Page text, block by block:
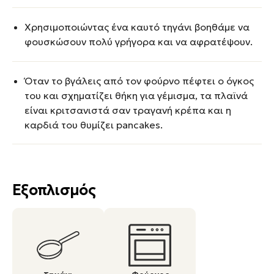
Εξοπλισμός
Χρησιμοποιώντας ένα καυτό τηγάνι βοηθάμε να
φουσκώσουν πολύ γρήγορα και να αφρατέψουν.
Όταν το βγάλεις από τον φούρνο πέφτει ο όγκος
του και σχηματίζει θήκη για γέμισμα, τα πλαϊνά
είναι κριτσανιστά σαν τραγανή κρέπα και η
καρδιά του θυμίζει pancakes.